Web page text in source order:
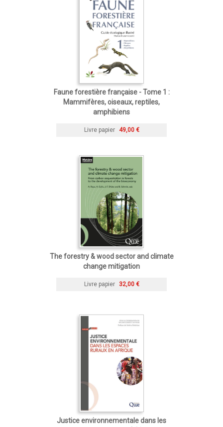
Faune forestière française - Tome 1 :
Mammifères, oiseaux, reptiles,
amphibiens
Livre papier 49,00 €
The forestry & wood sector and climate
change mitigation
Livre papier 32,00 €
Justice environnementale dans les